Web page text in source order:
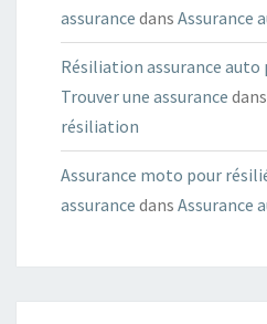
assurance dans Assurance
Résiliation assurance
Trouver une assurance dans
résiliation
Assurance moto pour
assurance dans Assurance